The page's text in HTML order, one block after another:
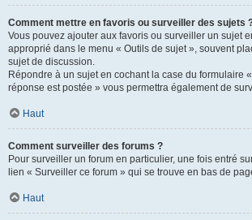
Comment mettre en favoris ou surveiller des sujets
Vous pouvez ajouter aux favoris ou surveiller un sujet
approprié dans le menu « Outils de sujet », souvent
sujet de discussion.
Répondre à un sujet en cochant la case du formulaire «
réponse est postée » vous permettra également de
Haut
Comment surveiller des forums ?
Pour surveiller un forum en particulier, une fois entré
lien « Surveiller ce forum » qui se trouve en bas de
Haut